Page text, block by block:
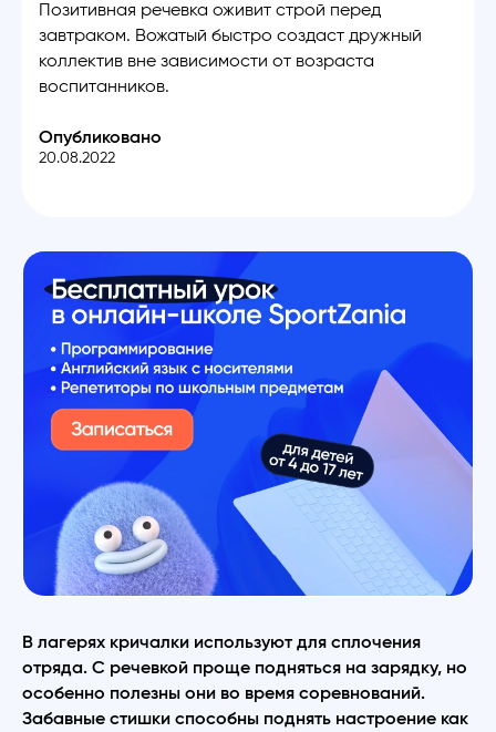
Позитивная речевка оживит строй перед
завтраком. Вожатый быстро создаст дружный
коллектив вне зависимости от возраста
воспитанников.
Опубликовано
20.08.2022
В лагерях кричалки используют для сплочения
отряда. С речевкой проще подняться на зарядку, но
особенно полезны они во время соревнований.
Забавные стишки способны поднять настроение как